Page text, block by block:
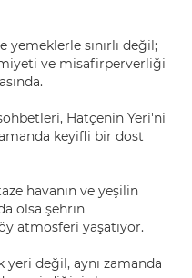
yemeklerle sınırlı değil;
ve misafirperverliği
Hatçenin Yeri'ni
keyifli bir dost
havanın ve yeşilin
olsa şehrin
atmosferi yaşatıyor.
yeri değil, aynı zamanda